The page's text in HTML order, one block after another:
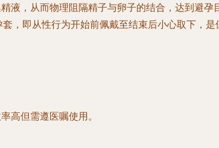
液，从而物理阻隔精子与卵子的结合，达到避孕
，即从性行为开始前佩戴至结束后小心取下，是
高但需遵医嘱使用。